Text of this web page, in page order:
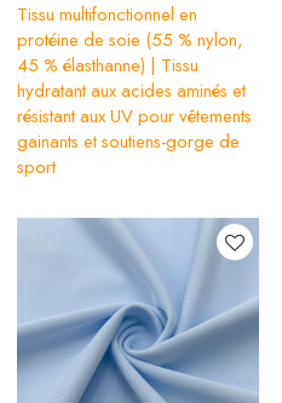
Tissu multifonctionnel en
protéine de soie (55 % nylon,
45 % élasthanne) | Tissu
hydratant aux acides aminés et
résistant aux UV pour vêtements
gainants et soutiens-gorge de
sport